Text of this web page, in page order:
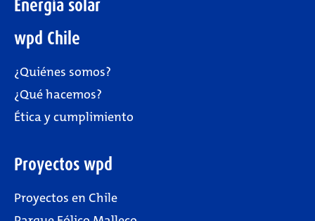
Energía solar
wpd Chile
¿Quiénes somos?
¿Qué hacemos?
Ética y cumplimiento
Proyectos wpd
Proyectos en Chile